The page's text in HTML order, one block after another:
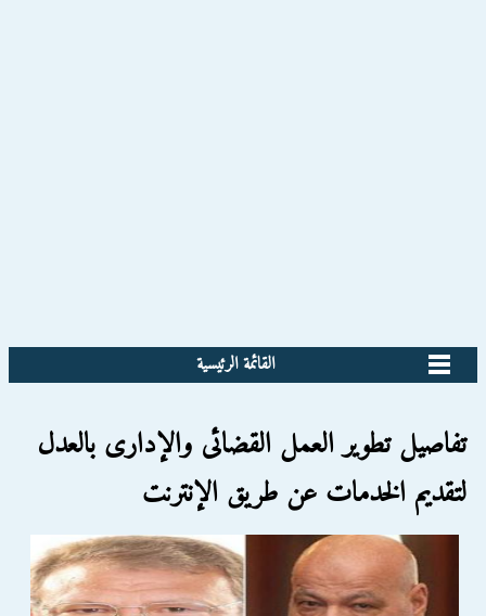
القائمة الرئيسية
تفاصيل تطوير العمل القضائى والإدارى بالعدل
لتقديم الخدمات عن طريق الإنترنت